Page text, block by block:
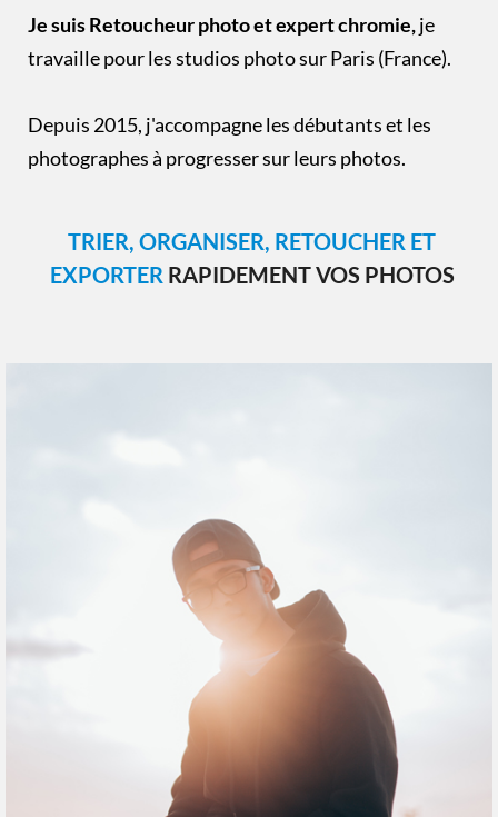
Je suis Retoucheur photo et expert chromie,je
travaille pour les studios photo sur Paris (France).
Depuis 2015, j'accompagne les débutants et les
photographes à progresser sur leurs photos.
TRIER, ORGANISER, RETOUCHER ET
EXPORTER RAPIDEMENT VOS PHOTOS